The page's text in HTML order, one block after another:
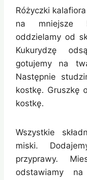
Różyczki
na mniejsze
oddzielamy od
Kukurydzę
gotujemy na
Następnie
kostkę. Gruszkę
kostkę.
Wszystkie
miski.
przyprawy.
odstawiamy